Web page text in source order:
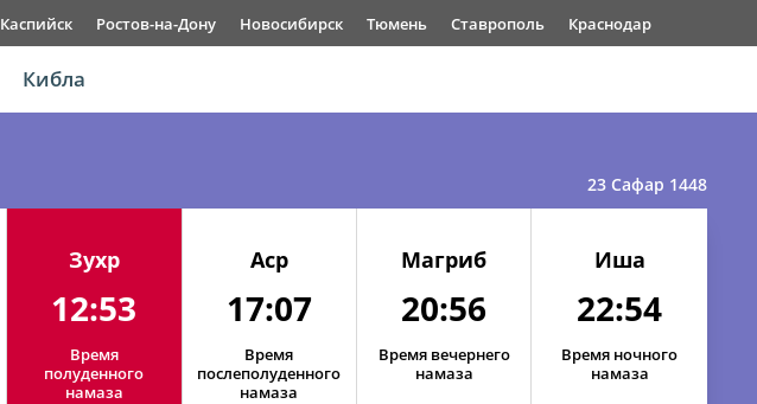
Каспийск Ростов-на-Дону Новосибирск Тюмень Ставрополь Краснодар
Кибла
23 Сафар 1448
Зухр
12:53
Время
полуденного
намаза
Аср
17:07
Время
послеполуденного
намаза
Магриб
20:56
Время вечернего
намаза
Иша
22:54
Время ночного
намаза